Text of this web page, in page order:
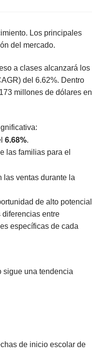
Los principales
del mercado.
a clases alcanzará los
del 6.62%. Dentro
millones de dólares en
6.68%.
las familias para el
las ventas durante la
de alto potencial
entre
específicas de cada
sigue una tendencia
de inicio escolar de